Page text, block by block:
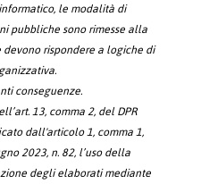
le modalità di
pubbliche sono rimesse alla
rispondere a logiche di
conseguenze.
13, comma 2, del DPR
dall'articolo 1, comma 1,
2023, n. 82, l’uso della
degli elaborati mediante